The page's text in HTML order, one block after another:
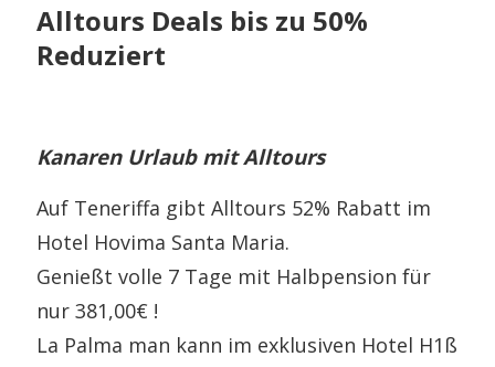
Alltours Deals bis zu 50%
Reduziert
Kanaren Urlaub mit Alltours
Auf Teneriffa gibt Alltours 52% Rabatt im
Hotel Hovima Santa Maria.
Genießt volle 7 Tage mit Halbpension für
nur 381,00€ !
La Palma man kann im exklusiven Hotel H1ß